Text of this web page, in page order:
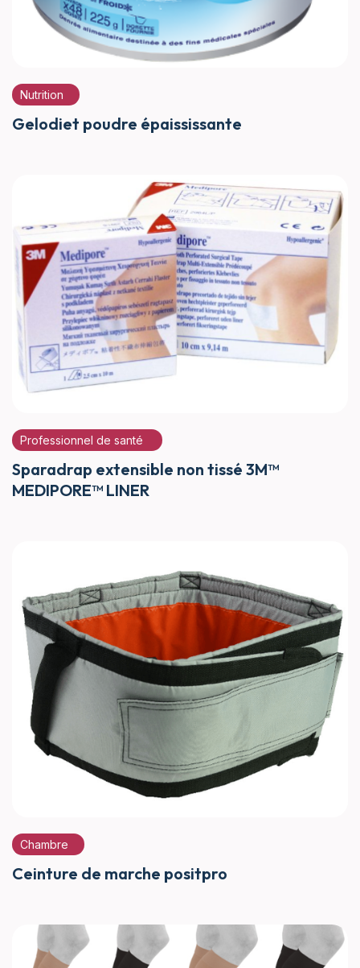
Nutrition
Gelodiet poudre épaississante
Professionnel de santé
Sparadrap extensible non tissé 3M™
MEDIPORE™ LINER
Chambre
Ceinture de marche positpro